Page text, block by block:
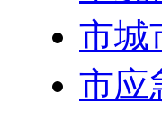
市城
市应